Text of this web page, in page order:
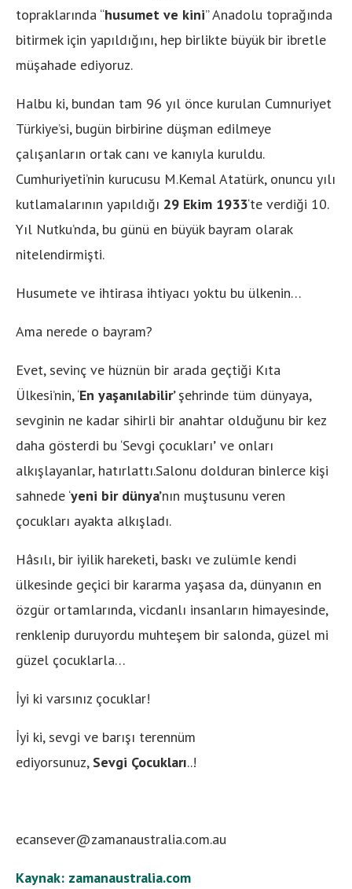
topraklarında “husumet ve kini” Anadolu toprağında
bitirmek için yapıldığını, hep birlikte büyük bir ibretle
müşahade ediyoruz.
Halbu ki, bundan tam 96 yıl önce kurulan Cumnuriyet
Türkiye’si, bugün birbirine düşman edilmeye
çalışanların ortak canı ve kanıyla kuruldu.
Cumhuriyeti’nin kurucusu M.Kemal Atatürk, onuncu yılı
kutlamalarının yapıldığı 29 Ekim 1933‘te verdiği 10.
Yıl Nutku’nda, bu günü en büyük bayram olarak
nitelendirmişti.
Husumete ve ihtirasa ihtiyacı yoktu bu ülkenin…
Ama nerede o bayram?
Evet, sevinç ve hüznün bir arada geçtiği Kıta
Ülkesi’nin, ‘En yaşanılabilir’şehrinde tüm dünyaya,
sevginin ne kadar sihirli bir anahtar olduğunu bir kez
daha gösterdi bu ‘Sevgi çocukları’ ve onları
alkışlayanlar, hatırlattı.Salonu dolduran binlerce kişi
sahnede ‘yeni bir dünya’nın muştusunu veren
çocukları ayakta alkışladı.
Hâsılı, bir iyilik hareketi, baskı ve zulümle kendi
ülkesinde geçici bir kararma yaşasa da, dünyanın en
özgür ortamlarında, vicdanlı insanların himayesinde,
renklenip duruyordu muhteşem bir salonda, güzel mi
güzel çocuklarla…
İyi ki varsınız çocuklar!
İyi ki, sevgi ve barışı terennüm
ediyorsunuz, Sevgi Çocukları..!
ecansever@zamanaustralia.com.au
Kaynak: zamanaustralia.com